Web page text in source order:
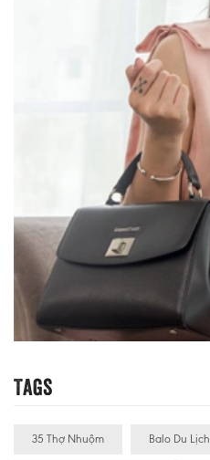
Tags
35 Thợ Nhuộm Balo Du Lịch